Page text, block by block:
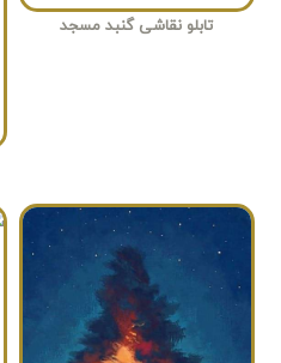
تابلو نقاشی گنبد مسجد